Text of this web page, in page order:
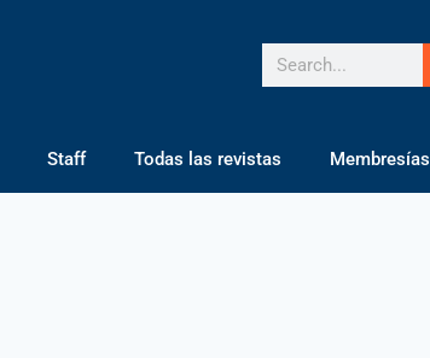
Staff Todas las revistas Membresías